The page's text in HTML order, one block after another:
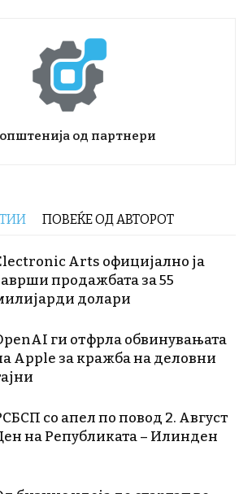
од партнери
ПОВЕЌЕ ОД АВТОРОТ
Arts официјално ја
продажбата за 55
долари
ги отфрла обвинувањата
Apple за кражба на деловни
со апел по повод 2. Август
на Републиката – Илинден